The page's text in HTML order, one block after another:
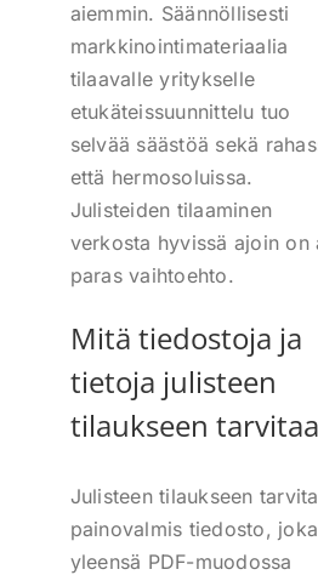
aiemmin. Säännöllisesti
markkinointimateriaalia
tilaavalle yritykselle
etukäteissuunnittelu tuo
selvää säästöä sekä
että hermosoluissa.
Julisteiden tilaaminen
verkosta hyvissä ajoin on
paras vaihtoehto.
Mitä tiedostoja ja
tietoja julisteen
tilaukseen
Julisteen tilaukseen
painovalmis tiedosto,
yleensä PDF-muodossa